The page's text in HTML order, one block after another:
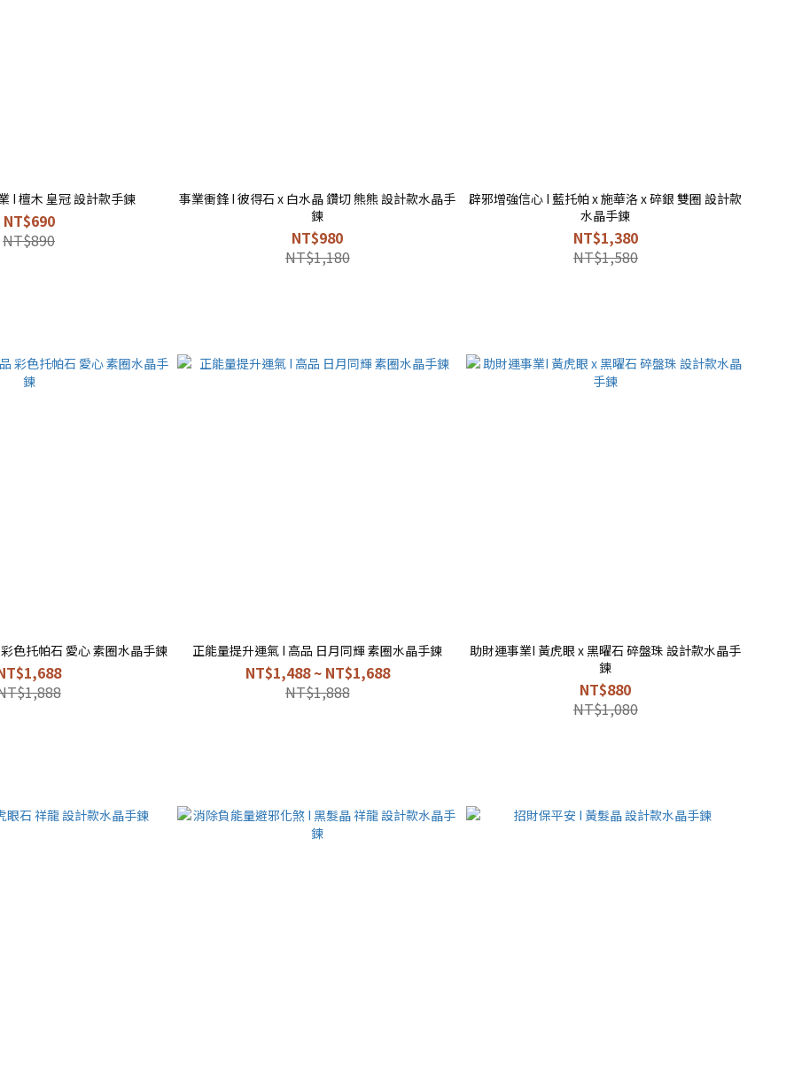
驅避小人助事業 I 檀木 皇冠 設計款手鍊
NT$690
NT$890
事業衝鋒 I 彼得石 x 白水晶 鑽切 熊熊 設計款水晶手
鍊
NT$980
NT$1,180
辟邪增強信心 I 藍托帕 x 施華洛 x 碎銀 雙圈 設計款
水晶手鍊
NT$1,380
NT$1,580
色托帕石 愛心 素圈水晶手鍊 正能量提升運氣 I 高品 日月同輝 素圈水晶手鍊
NT$1,488 ~ NT$1,688
NT$1,888
助財運事業I 黃虎眼 x 黑曜石 碎盤珠 設計款水晶手
鍊
NT$880
NT$1,080